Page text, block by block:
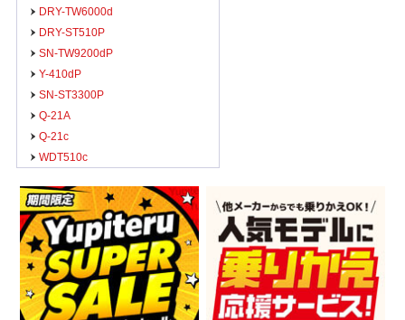
DRY-TW6000d
DRY-ST510P
SN-TW9200dP
Y-410dP
SN-ST3300P
Q-21A
Q-21c
WDT510c